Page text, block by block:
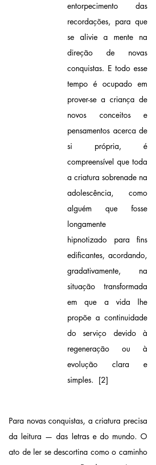
entorpecimento das
recordações, para que
se alivie a mente na
direção de novas
conquistas. E todo esse
tempo é ocupado em
prover-se a criança de
novos conceitos e
pensamentos acerca de
si própria, é
compreensível que toda
a criatura sobrenade na
adolescência, como
alguém que fosse
longamente
hipnotizado para fins
edificantes, acordando,
gradativamente, na
situação transformada
em que a vida lhe
propõe a continuidade
do serviço devido à
regeneração ou à
evolução clara e
simples. [2]
Para novas conquistas, a criatura precisa
da leitura — das letras e do mundo. O
ato de ler se descortina como o caminho